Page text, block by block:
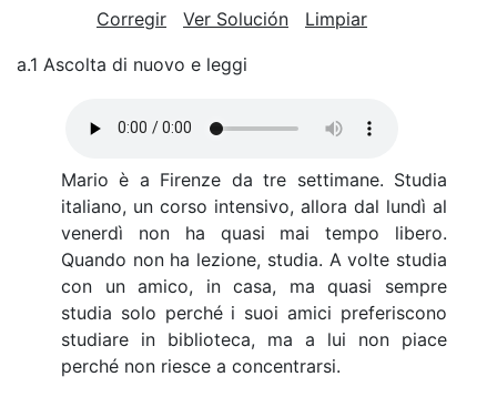
Corregir Ver Solución Limpiar
a.1 Ascolta di nuovo e leggi
Mario è a Firenze da tre settimane. Studia
italiano, un corso intensivo, allora dal lundì al
venerdì non ha quasi mai tempo libero.
Quando non ha lezione, studia. A volte studia
con un amico, in casa, ma quasi sempre
studia solo perché i suoi amici preferiscono
studiare in biblioteca, ma a lui non piace
perché non riesce a concentrarsi.